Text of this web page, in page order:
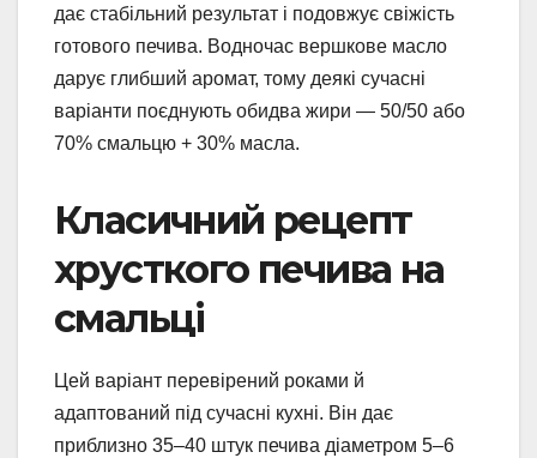
дає стабільний результат і подовжує свіжість
готового печива. Водночас вершкове масло
дарує глибший аромат, тому деякі сучасні
варіанти поєднують обидва жири — 50/50 або
70% смальцю + 30% масла.
Класичний рецепт
хрусткого печива на
смальці
Цей варіант перевірений роками й
адаптований під сучасні кухні. Він дає
приблизно 35–40 штук печива діаметром 5–6